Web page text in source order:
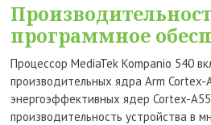
программное
Процессор MediaTek Kompanio 540
производительных ядра Arm Cortex-
энергоэффективных ядер Cortex-
производительность устройства в